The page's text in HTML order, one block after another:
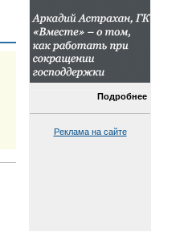
Подробнее
Реклама на сайте